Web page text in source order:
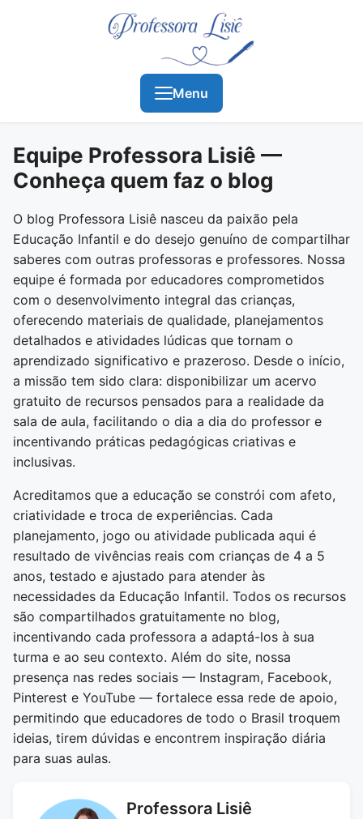
Menu
Equipe Professora Lisiê —
Conheça quem faz o blog
O blog Professora Lisiê nasceu da paixão pela
Educação Infantil e do desejo genuíno de compartilhar
saberes com outras professoras e professores. Nossa
equipe é formada por educadores comprometidos
com o desenvolvimento integral das crianças,
oferecendo materiais de qualidade, planejamentos
detalhados e atividades lúdicas que tornam o
aprendizado significativo e prazeroso. Desde o início,
a missão tem sido clara: disponibilizar um acervo
gratuito de recursos pensados para a realidade da
sala de aula, facilitando o dia a dia do professor e
incentivando práticas pedagógicas criativas e
inclusivas.
Acreditamos que a educação se constrói com afeto,
criatividade e troca de experiências. Cada
planejamento, jogo ou atividade publicada aqui é
resultado de vivências reais com crianças de 4 a 5
anos, testado e ajustado para atender às
necessidades da Educação Infantil. Todos os recursos
são compartilhados gratuitamente no blog,
incentivando cada professora a adaptá-los à sua
turma e ao seu contexto. Além do site, nossa
presença nas redes sociais — Instagram, Facebook,
Pinterest e YouTube — fortalece essa rede de apoio,
permitindo que educadores de todo o Brasil troquem
ideias, tirem dúvidas e encontrem inspiração diária
para suas aulas.
Professora Lisiê